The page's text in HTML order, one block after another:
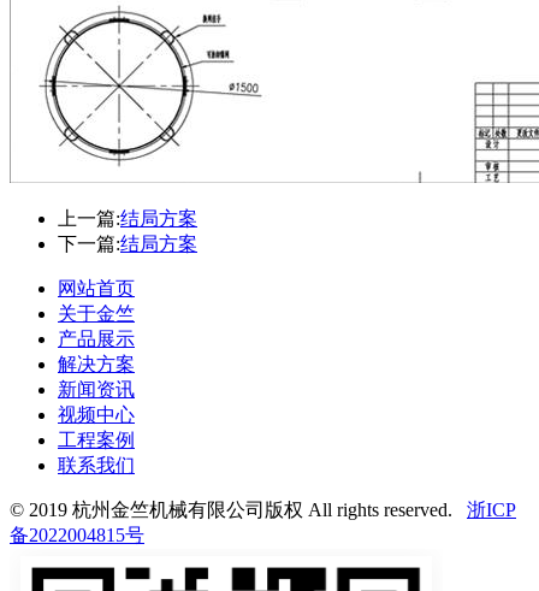
上一篇:结局方案
下一篇:结局方案
网站首页
关于金竺
产品展示
解决方案
新闻资讯
视频中心
工程案例
联系我们
© 2019 杭州金竺机械有限公司版权 All rights reserved. 浙ICP
备2022004815号